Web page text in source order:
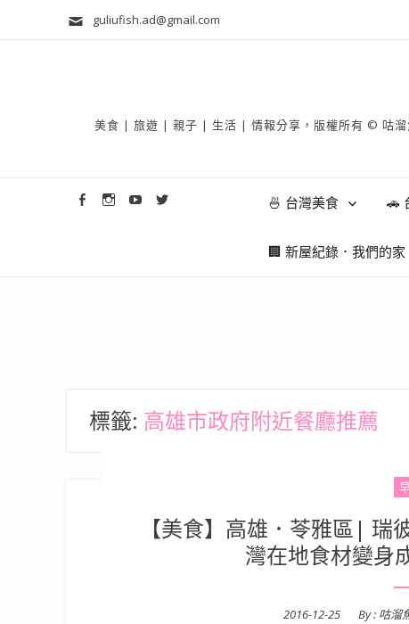
guliufish.ad@gmail.com
美食 | 旅遊 | 親子 | 生活 | 情報分享，版權所有 © 咕溜
🍜 台灣美食 🚗
🏢 新屋紀錄．我們的家
標籤: 高雄市政府附近餐廳推薦
【美食】高雄．苓雅區| 瑞
灣在地食材變身
Posted
2016-12-25 By : 咕溜